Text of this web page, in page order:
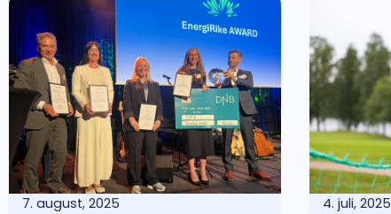
7. august, 2025 4. juli, 2025